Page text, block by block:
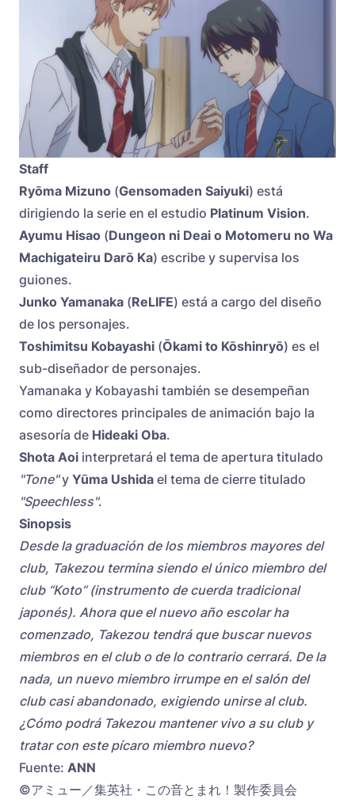
Staff
Ryōma Mizuno (Gensomaden Saiyuki) está
dirigiendo la serie en el estudio Platinum Vision.
Ayumu Hisao (Dungeon ni Deai o Motomeru no Wa
Machigateiru Darō Ka) escribe y supervisa los
guiones.
Junko Yamanaka (ReLIFE) está a cargo del diseño
de los personajes.
Toshimitsu Kobayashi (Ōkami to Kōshinryō) es el
sub-diseñador de personajes.
Yamanaka y Kobayashi también se desempeñan
como directores principales de animación bajo la
asesoría de Hideaki Oba.
Shota Aoi interpretará el tema de apertura titulado
"Tone"y Yūma Ushida el tema de cierre titulado
"Speechless".
Sinopsis
Desde la graduación de los miembros mayores del
club, Takezou termina siendo el único miembro del
club “Koto” (instrumento de cuerda tradicional
japonés). Ahora que el nuevo año escolar ha
comenzado, Takezou tendrá que buscar nuevos
miembros en el club o de lo contrario cerrará. De la
nada, un nuevo miembro irrumpe en el salón del
club casi abandonado, exigiendo unirse al club.
¿Cómo podrá Takezou mantener vivo a su club y
tratar con este pícaro miembro nuevo?
Fuente: ANN
©アミュー／集英社・この音とまれ！製作委員会